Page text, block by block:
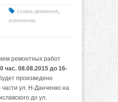
схема движения,
изменение
ремонтных работ
час. 08.08.2015 до 16-
произведено
ул. Н-Данченко на
до ул.